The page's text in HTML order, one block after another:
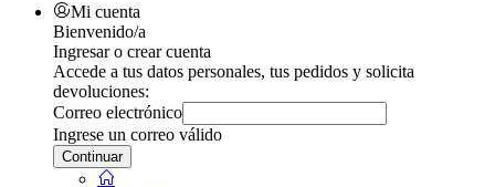
Mi cuenta
Bienvenido/a
Ingresar o crear cuenta
Accede a tus datos personales, tus pedidos y solicita
devoluciones:
Correo electrónico
Ingrese un correo válido
Continuar